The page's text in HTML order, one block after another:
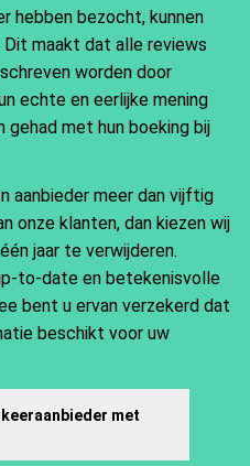
hebben bezocht, kunnen
maakt dat alle reviews
worden door
echte en eerlijke mening
gehad met hun boeking bij
aanbieder meer dan vijftig
onze klanten, dan kiezen wij
jaar te verwijderen.
to-date en betekenisvolle
bent u ervan verzekerd dat
beschikt voor uw
met